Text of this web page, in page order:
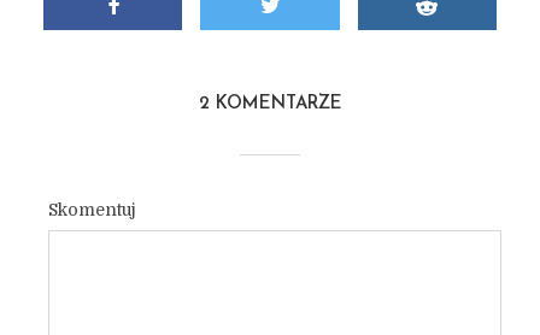
2 KOMENTARZE
Skomentuj